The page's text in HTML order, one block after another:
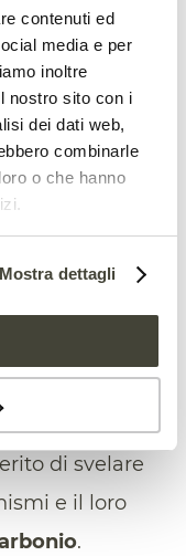
contenuti ed
media e per
inoltre
nostro sito con i
dei dati web,
combinarle
o che hanno
Mostra dettagli
che si
delle
di svelare
e il loro
.